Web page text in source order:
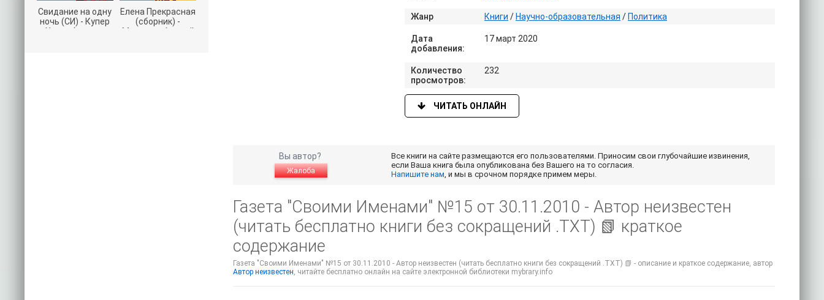
Жанр Книги / Научно-образовательная / Политика
Дата
добавления:
17 март 2020
Количество
просмотров:
232
ЧИТАТЬ ОНЛАЙН
Вы автор?
Жалоба
Все книги на сайте размещаются его пользователями. Приносим свои глубочайшие извинения,
если Ваша книга была опубликована без Вашего на то согласия.
Напишите нам, и мы в срочном порядке примем меры.
Газета "Своими Именами" №15 от 30.11.2010 - Автор неизвестен
(читать бесплатно книги без сокращений .TXT) 📗 краткое
содержание
Газета "Своими Именами" №15 от 30.11.2010 - Автор неизвестен (читать бесплатно книги без сокращений .TXT) 📗 - описание и краткое содержание, автор
Автор неизвестен, читайте бесплатно онлайн на сайте электронной библиотеки mybrary.info
Свидание на одну
ночь (СИ) - Купер
Хелен (читать
Елена Прекрасная
(сборник) -
Малышев Андрей